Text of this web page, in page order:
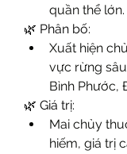
quần thể lớn.
🌿 Phân bố:
Xuất hiện
vực rừng
Bình Phước,
🌿 Giá trị:
Mai chủy
hiếm, giá trị